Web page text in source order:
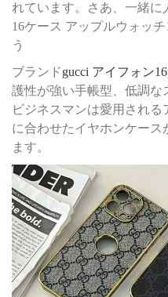
れています。さあ、一緒に
16ケース アップルウォッ
う
ブランドgucci アイフォン
護性が強い手帳型、低調な
ビジネスマンは愛用され
に合わせたイヤホンケース
ます。